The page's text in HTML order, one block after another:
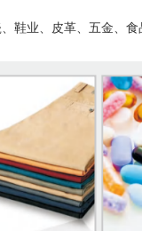
鞋业、皮革、五金、